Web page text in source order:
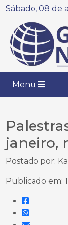
Sábado, 08 de
Menu
janeiro,
Postado por:
Publicado em: